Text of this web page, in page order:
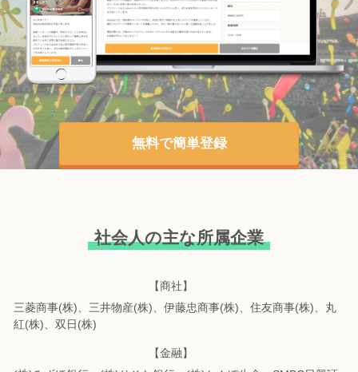
無料で簡単登録
社会人の主な所属企業
【商社】
三菱商事(株)、三井物産(株)、伊藤忠商事(株)、住友商事(株)、丸
紅(株)、双日(株)
【金融】